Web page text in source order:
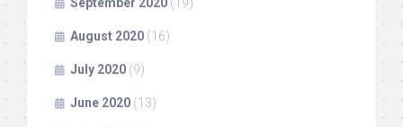
August 2020 (16)
July 2020 (9)
June 2020 (13)